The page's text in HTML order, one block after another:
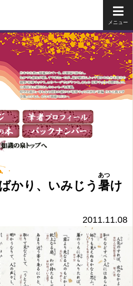
かり、いみじう 暑
あつ
け
2011.11.08